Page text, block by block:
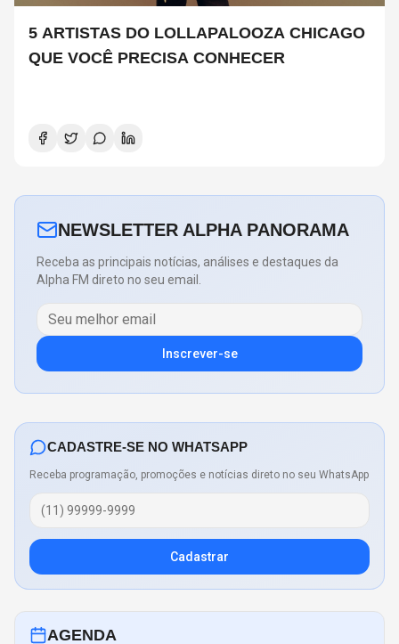
5 ARTISTAS DO LOLLAPALOOZA CHICAGO
QUE VOCÊ PRECISA CONHECER
NEWSLETTER ALPHA PANORAMA
Receba as principais notícias, análises e destaques da
Alpha FM direto no seu email.
Inscrever-se
CADASTRE-SE NO WHATSAPP
Receba programação, promoções e notícias direto no seu WhatsApp
Cadastrar
AGENDA